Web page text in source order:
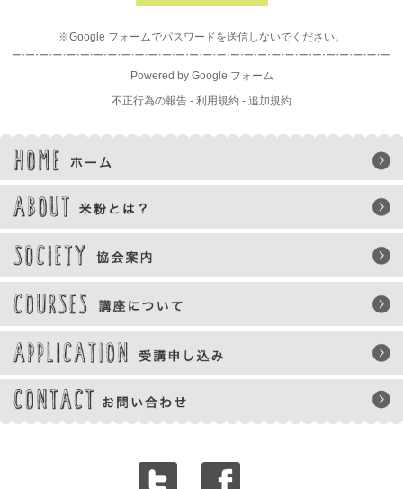
※Google フォームでパスワードを送信しないでください。
Powered by Google フォーム
不正行為の報告 - 利用規約 - 追加規約